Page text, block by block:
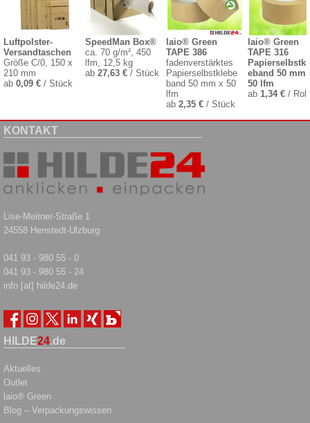
Luftpolster-
Versandtaschen
Größe C/0, 150 x
210 mm
ab 0,09 € / Stück
SpeedMan Box®
ca. 70 g/m², 450
lfm, 12,5 kg
ab 27,63 €/ Stück
laio® Green
TAPE 386
fadenverstärktes
Papierselbstklebe
band 50 mm x 50
lfm
ab2,35 € / Stück
laio® Green
TAPE 316
eband 50 mm
50 lfm
ab 1,34 €/
KONTAKT
Lise-Meitner-Straße 1
24558 Henstedt-Ulzburg
041 93 - 980 55 - 0
041 93 - 980 55 - 24
info [at] hilde24.de
HILDE24.de
Aktuelles
Outlet
laio® Green
Blog – Verpackungswissen